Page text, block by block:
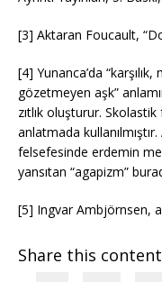
[3] Aktaran Foucault,
[4] Yunanca’da
gözetmeyen aşk”
zıtlık oluşturur.
anlatmada
felsefesinde erdemin
yansıtan “agapizm”
[5] Ingvar Ambjörnsen,
Share this